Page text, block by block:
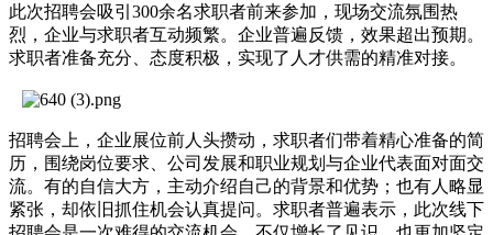
此次招聘会吸引300余名求职者前来参加，现场交流氛围热
烈，企业与求职者互动频繁。企业普遍反馈，效果超出预期。
求职者准备充分、态度积极，实现了人才供需的精准对接。
招聘会上，企业展位前人头攒动，求职者们带着精心准备的简
历，围绕岗位要求、公司发展和职业规划与企业代表面对面交
流。有的自信大方，主动介绍自己的背景和优势；也有人略显
紧张，却依旧抓住机会认真提问。求职者普遍表示，此次线下